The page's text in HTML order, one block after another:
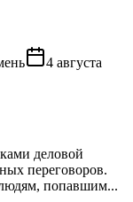
4 августа
деловой
переговоров.
попавшим...